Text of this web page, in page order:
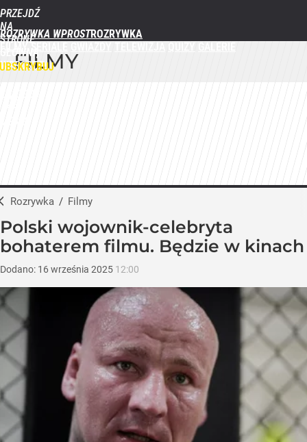
PRZEJDŹ
NA
STRONĘ
GŁÓWNĄ
WPROST.PL
ROZRYWKA WPROST
FILMY
Rozrywka / Filmy
Polski wojownik-celebryta
bohaterem filmu. Będzie w kinach
Dodano: 16września 2025 12:00